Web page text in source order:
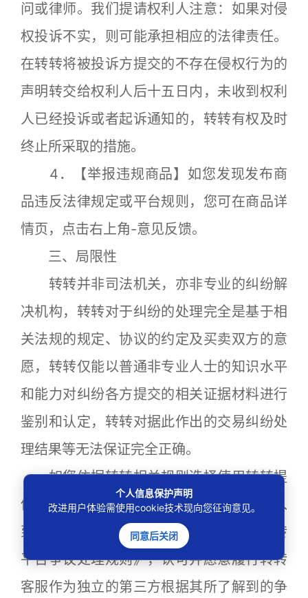
问或律师。我们提请权利人注意：如果对侵
权投诉不实，则可能承担相应的法律责任。
在转转将被投诉方提交的不存在侵权行为的
声明转交给权利人后十五日内，未收到权利
人已经投诉或者起诉通知的，转转有权及时
终止所采取的措施。
4．【举报违规商品】如您发现发布商
品违反法律规定或平台规则，您可在商品详
情页，点击右上角-意见反馈。
三、局限性
转转并非司法机关，亦非专业的纠纷解
决机构，转转对于纠纷的处理完全是基于相
关法规的规定、协议的约定及买卖双方的意
愿，转转仅能以普通非专业人士的知识水平
和能力对纠纷各方提交的相关证据材料进行
鉴别和认定，转转对据此作出的交易纠纷处
理结果等无法保证完全正确。
如您依据转转相关规则选择使用转转提
供的争议调处服务或基于交易方申请而进入
到争议调处程序，则表示您同意遵守《转转
平台争议处理规则》，认可并愿意履行转转
客服作为独立的第三方根据其所了解到的争
个人信息保护声明
改进用户体验需使用cookie技术现向您征询意见。
同意后关闭